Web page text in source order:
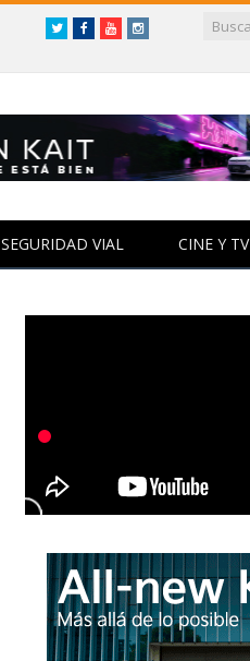
TwitterFacebookYouTubeInstagram
SEGURIDAD VIAL CINE Y TV